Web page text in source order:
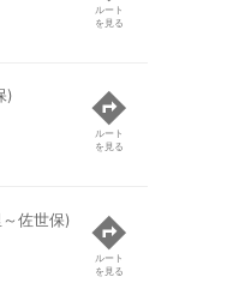
ルート
を見る
)
ルート
を見る
佐世保)
ルート
を見る